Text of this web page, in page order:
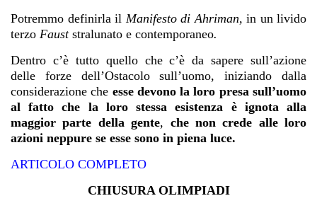
Potremmo definirla il Manifesto di Ahriman, in un livido
terzo Fauststralunato e contemporaneo.
Dentro c’è tutto quello che c’è da sapere sull’azione
delle forze dell’Ostacolo sull’uomo, iniziando dalla
considerazione che esse devono la loro presa sull’uomo
al fatto che la loro stessa esistenza è ignota alla
maggior parte della gente, che non crede alle loro
azioni neppure se esse sono in piena luce.
ARTICOLO COMPLETO
CHIUSURA OLIMPIADI